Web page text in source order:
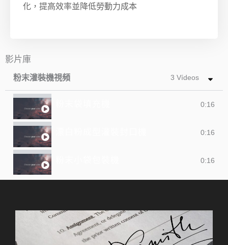
化，提高效率並降低勞動力成本
影片庫
粉末灌裝機視頻
3 Vídeos
0:16
0:16
0:16